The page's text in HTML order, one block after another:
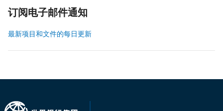
订阅电子邮件通知
最新项目和文件的每日更新